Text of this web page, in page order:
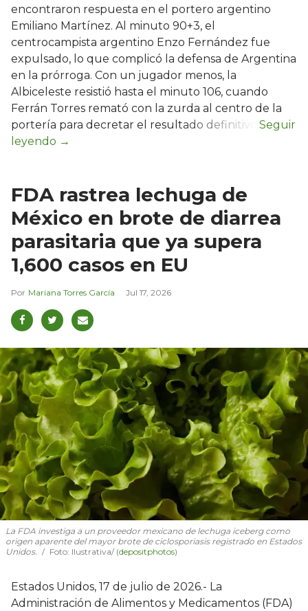
encontraron respuesta en el portero argentino
Emiliano Martínez. Al minuto 90+3, el
centrocampista argentino Enzo Fernández fue
expulsado, lo que complicó la defensa de Argentina
en la prórroga. Con un jugador menos, la
Albiceleste resistió hasta el minuto 106, cuando
Ferrán Torres remató con la zurda al centro de la
portería para decretar el resultado definitivo.
FDA rastrea lechuga de
México en brote de diarrea
parasitaria que ya supera
1,600 casos en EU
Mariana Torres García Jul 17, 2026
La FDA investiga a un proveedor mexicano de lechuga iceberg como
origen aparente del mayor brote de ciclosporiasis registrado en Estados
Unidos.
Foto: Ilustrativa/ (depositphotos)
Estados Unidos, 17 de julio de 2026.- La
Administración de Alimentos y Medicamentos (FDA)